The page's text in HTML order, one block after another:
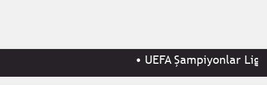
•UEFA Şampiyonlar Ligi